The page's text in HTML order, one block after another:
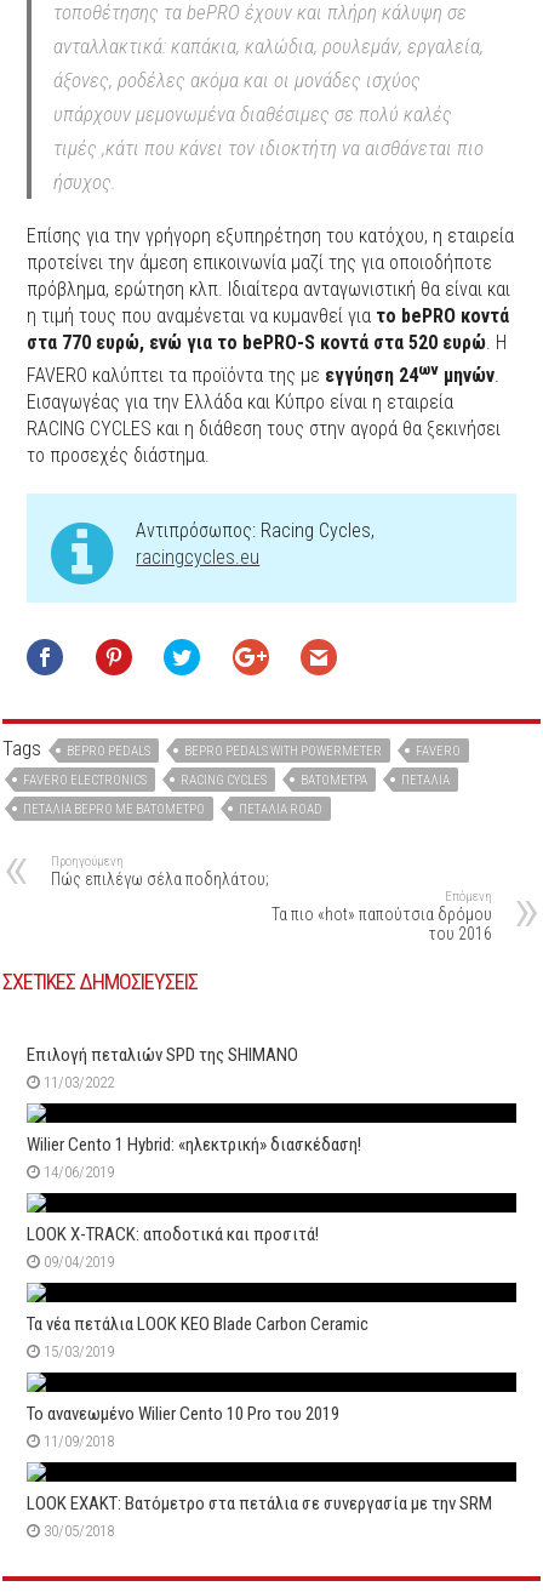
τοποθέτησης τα bePRO έχουν και πλήρη κάλυψη σε
ανταλλακτικά: καπάκια, καλώδια, ρουλεμάν, εργαλεία,
άξονες, ροδέλες ακόμα και οι μονάδες ισχύος
υπάρχουν μεμονωμένα διαθέσιμες σε πολύ καλές
τιμές ,κάτι που κάνει τον ιδιοκτήτη να αισθάνεται πιο
ήσυχος.
Επίσης για την γρήγορη εξυπηρέτηση του κατόχου, η εταιρεία
προτείνει την άμεση επικοινωνία μαζί της για οποιοδήποτε
πρόβλημα, ερώτηση κλπ. Ιδιαίτερα ανταγωνιστική θα είναι και
η τιμή τους που αναμένεται να κυμανθεί για το bePRO κοντά
στα 770 ευρώ, ενώ για το bePRO-S κοντά στα 520 ευρώ. Η
FAVERO καλύπτει τα προϊόντα της με εγγύηση 24ων μηνών.
Εισαγωγέας για την Ελλάδα και Κύπρο είναι η εταιρεία
RACING CYCLES και η διάθεση τους στην αγορά θα ξεκινήσει
το προσεχές διάστημα.
Αντιπρόσωπος: Racing Cycles,
racingcycles.eu
Tags BEPRO PEDALS BEPRO PEDALS WITH POWERMETER
FAVERO
FAVERO ELECTRONICS
RACING CYCLES ΒΑΤΌΜΕΤΡΑ
ΠΕΤΆΛΙΑ
ΠΕΤΆΛΙΑ BEPRO ΜΕ ΒΑΤΌΜΕΤΡΟ
ΠΕΤΆΛΙΑ ROAD
Προηγούμενη
Πώς επιλέγω σέλα ποδηλάτου;
Επόμενη
Τα πιο «hot» παπούτσια δρόμου
του 2016
ΣΧΕΤΙΚΕΣ ΔΗΜΟΣΙΕΥΣΕΙΣ
Επιλογή πεταλιών SPD της SHIMANO
11/03/2022
Wilier Cento 1 Hybrid: «ηλεκτρική» διασκέδαση!
14/06/2019
LOOK X-TRACK: αποδοτικά και προσιτά!
09/04/2019
Τα νέα πετάλια LOOK KEO Blade Carbon Ceramic
15/03/2019
Το ανανεωμένο Wilier Cento 10 Pro του 2019
11/09/2018
LOOK EXAKT: Βατόμετρο στα πετάλια σε συνεργασία με την SRM
30/05/2018